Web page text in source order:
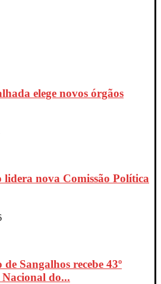
elege novos órgãos
lidera nova Comissão Política
Sangalhos recebe 43º
Nacional do...